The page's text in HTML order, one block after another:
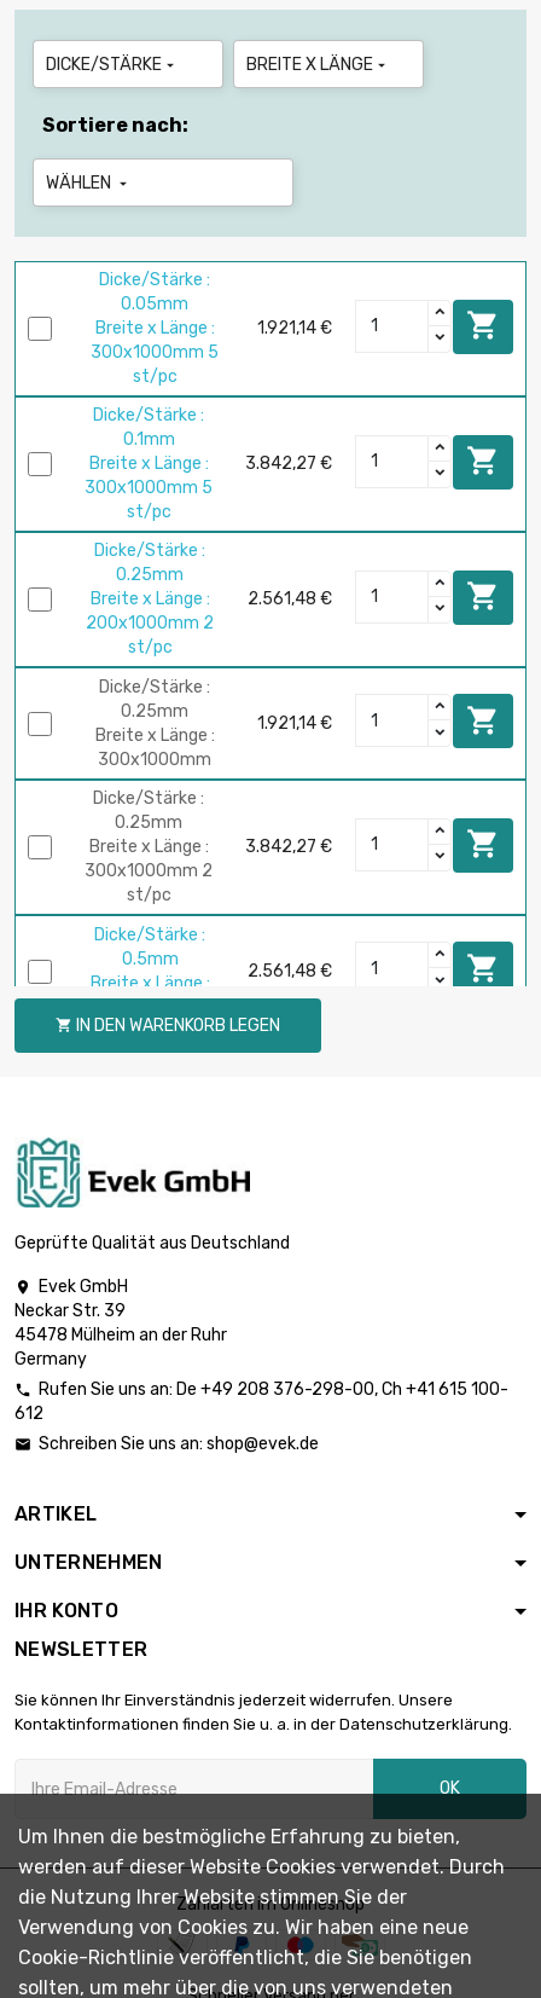
DICKE/STÄRKE  BREITE X LÄNGE 
Sortiere nach:
WÄHLEN 
Dicke/Stärke :
0.05mm
Breite x Länge :
300x1000mm 5
st/pc
1.921,14 € 
Dicke/Stärke :
0.1mm
Breite x Länge :
300x1000mm 5
st/pc
3.842,27 € 
Dicke/Stärke :
0.25mm
Breite x Länge :
200x1000mm 2
st/pc
2.561,48 € 
Dicke/Stärke :
0.25mm
Breite x Länge :
300x1000mm
1.921,14 € 
Dicke/Stärke :
0.25mm
Breite x Länge :
300x1000mm 2
st/pc
3.842,27 € 
Dicke/Stärke :
0.5mm
Breite x Länge :
2.561,48 € 
0.8mm
300x300mm
1.844,26 €
Breite x Länge :
300x300mm
Dicke/Stärke :
Breite x Länge :
300x300mm
Dicke/Stärke :
Breite x Länge :
Dicke/Stärke :
200x200mm

Dicke/Stärke :
3.2mm
200x200mm
3.278,69 € 
Dicke/Stärke :
4mm
4.098,36 €
 IN DEN WARENKORB LEGEN
Geprüfte Qualität aus Deutschland

Evek GmbH
Neckar Str. 39
45478 Mülheim an der Ruhr
Germany
 Rufen Sie uns an: De +49 208 376-298-00, Ch +41 615 100-
612
 Schreiben Sie uns an: shop@evek.de
ARTIKEL
UNTERNEHMEN
IHR KONTO
NEWSLETTER
Sie können Ihr Einverständnis jederzeit widerrufen. Unsere
Kontaktinformationen finden Sie u. a. in der Datenschutzerklärung.
OK
Zahlarten im Onlineshop
Um Ihnen die bestmögliche Erfahrung zu bieten,
werden auf dieser Website Cookies verwendet. Durch
die Nutzung Ihrer Website stimmen Sie der
Verwendung von Cookies zu. Wir haben eine neue
Cookie-Richtlinie veröffentlicht, die Sie benötigen
sollten, um mehr über die von uns verwendeten